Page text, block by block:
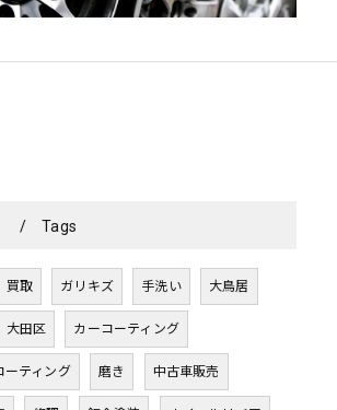
Tags
買取 ガリキズ 手洗い 大鳥居
大田区 カーコーティング
ーティング 磨き 中古車販売